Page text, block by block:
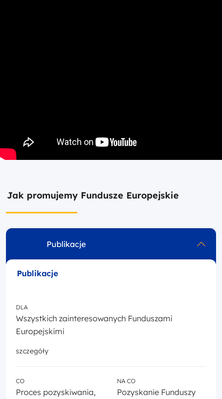
Jak promujemy Fundusze Europejskie
Publikacje
Publikacje
DLA
Wszystkich zainteresowanych Funduszami
Europejskimi
szczegóły
CO
Proces pozyskiwania,
NA CO
Pozyskanie Funduszy